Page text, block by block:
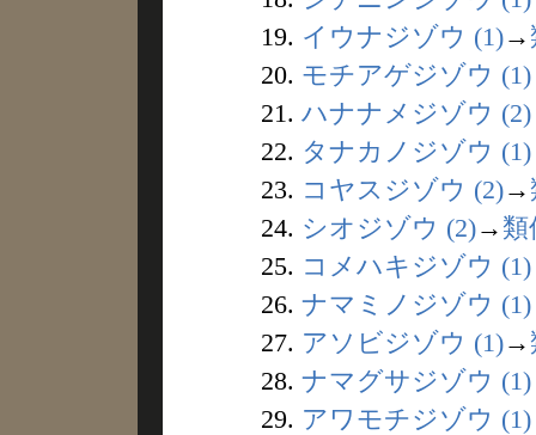
19. イウナジゾウ (1)→
20. モチアゲジゾウ (1)
21. ハナナメジゾウ (2)
22. タナカノジゾウ (1)
23. コヤスジゾウ (2)→
24. シオジゾウ (2)→ 類
25. コメハキジゾウ (1)
26. ナマミノジゾウ (1)
27. アソビジゾウ (1)→
28. ナマグサジゾウ (1)
29. アワモチジゾウ (1)